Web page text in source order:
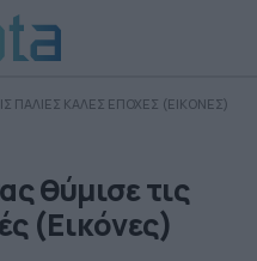
ΠΑΛΙΕΣ ΚΑΛΕΣ ΕΠΟΧΕΣ (ΕΙΚΟΝΕΣ)
θύμισε τις
(Εικόνες)